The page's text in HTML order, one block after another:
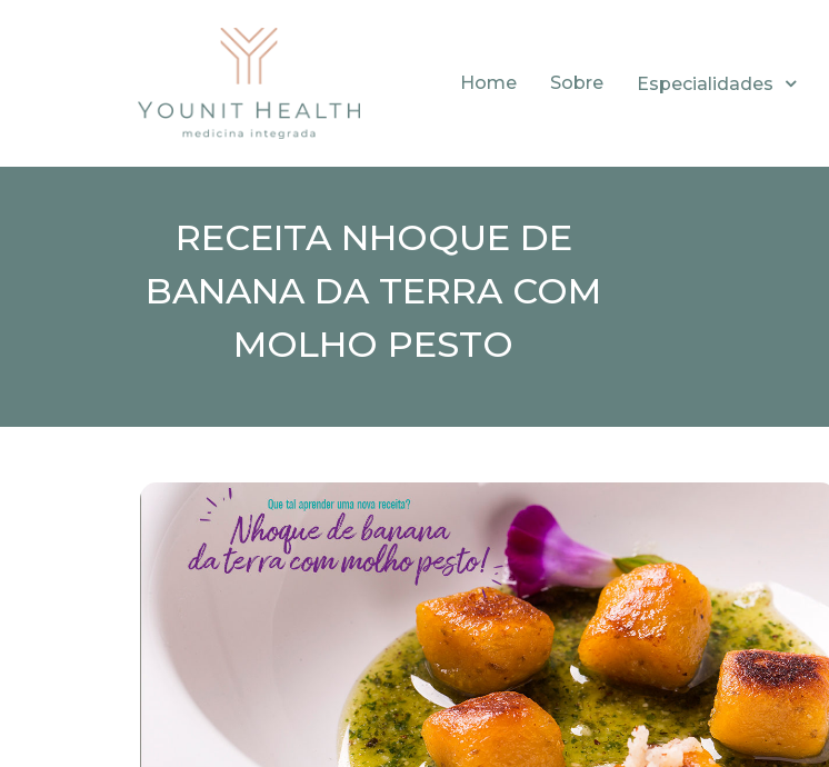
Home Sobre Especialidades
RECEITA NHOQUE DE
BANANA DA TERRA COM
MOLHO PESTO